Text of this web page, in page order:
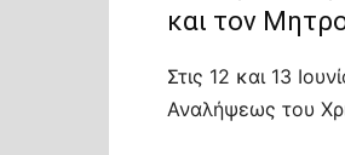
και τον
Στις 12 και 13
Αναλήψεως του